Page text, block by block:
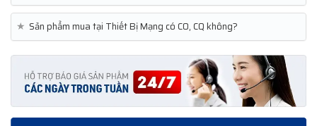
★ Sản phẩm mua tại Thiết Bị Mạng có CO, CQ không?